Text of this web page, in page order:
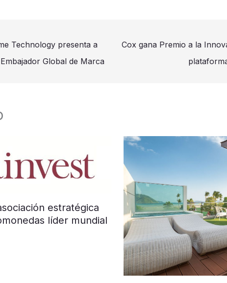
Technology presenta a
Global de Marca
Cox gana Premio a la
estratégica
líder mundial